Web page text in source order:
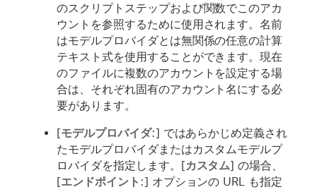
のスクリプトステップおよび関数でこのアカ
ウントを参照するために使用されます。名前
はモデルプロバイダとは無関係の任意の計算
テキスト式を使用することができます。現在
のファイルに複数のアカウントを設定する場
合は、それぞれ固有のアカウント名にする必
要があります。
[モデルプロバイダ:] ではあらかじめ定義され
たモデルプロバイダまたはカスタムモデルプ
ロバイダを指定します。[カスタム] の場合、
[エンドポイント:] オプションの URL も指定